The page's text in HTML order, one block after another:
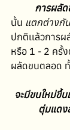
การผลั
นั้น แตกต่างกัน
ปกติเเล้วการ
หรือ 1 - 2 ครั้
ผลัดขนตลอด
จะมีขนใหม่ขึ้น
ตุ่มแดง